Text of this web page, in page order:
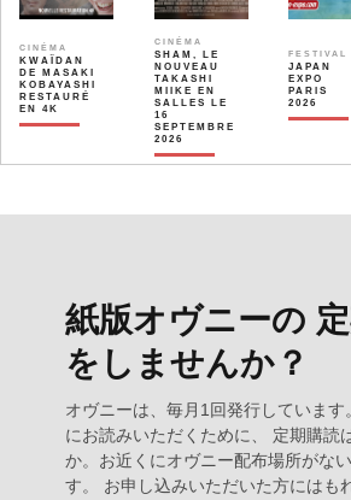
CINÉMA
KWAÏDAN
DE MASAKI
KOBAYASHI
RESTAURÉ
EN 4K
CINÉMA
SHAM, LE
NOUVEAU
TAKASHI
MIIKE EN
SALLES LE
16
SEPTEMBRE
2026
FESTIVAL
JAPAN
EXPO
PARIS
2026
紙版オヴニーの
をしませんか？
オヴニーは、毎月1回発行しています
にお読みいただくために、 定期購読
か。お近くにオヴニー配布場所がな
す。 お申し込みいただいた方にはも